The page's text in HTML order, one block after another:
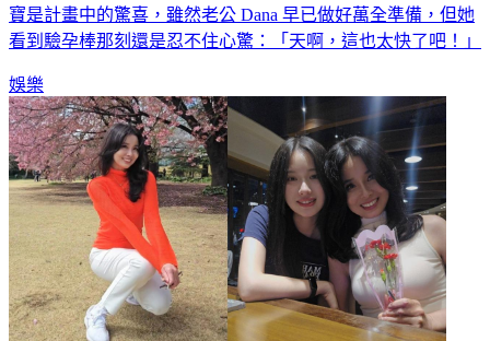
寶是計畫中的驚喜，雖然老公 Dana 早已做好萬全準備，但她
看到驗孕棒那刻還是忍不住心驚：「天啊，這也太快了吧！」
娛樂